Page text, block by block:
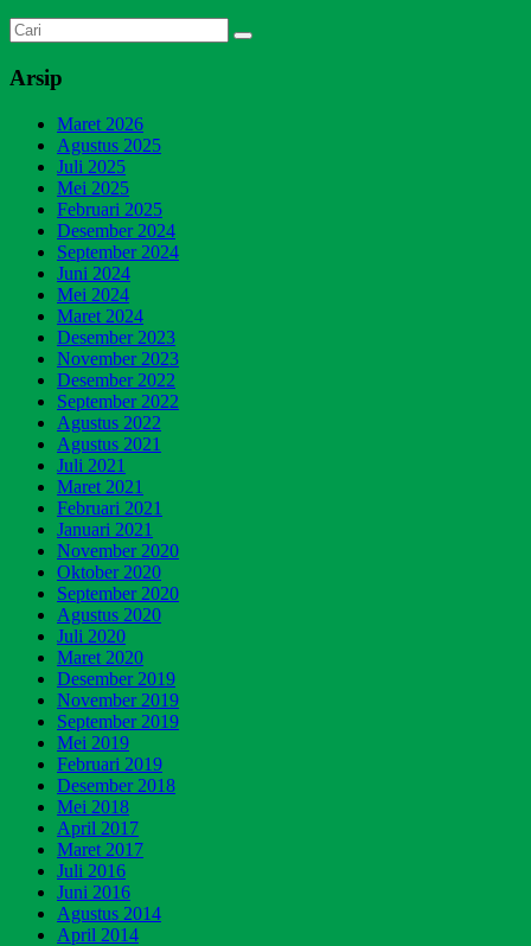
Arsip
Maret 2026
Agustus 2025
Juli 2025
Mei 2025
Februari 2025
Desember 2024
September 2024
Juni 2024
Mei 2024
Maret 2024
Desember 2023
November 2023
Desember 2022
September 2022
Agustus 2022
Agustus 2021
Juli 2021
Maret 2021
Februari 2021
Januari 2021
November 2020
Oktober 2020
September 2020
Agustus 2020
Juli 2020
Maret 2020
Desember 2019
November 2019
September 2019
Mei 2019
Februari 2019
Desember 2018
Mei 2018
April 2017
Maret 2017
Juli 2016
Juni 2016
Agustus 2014
April 2014